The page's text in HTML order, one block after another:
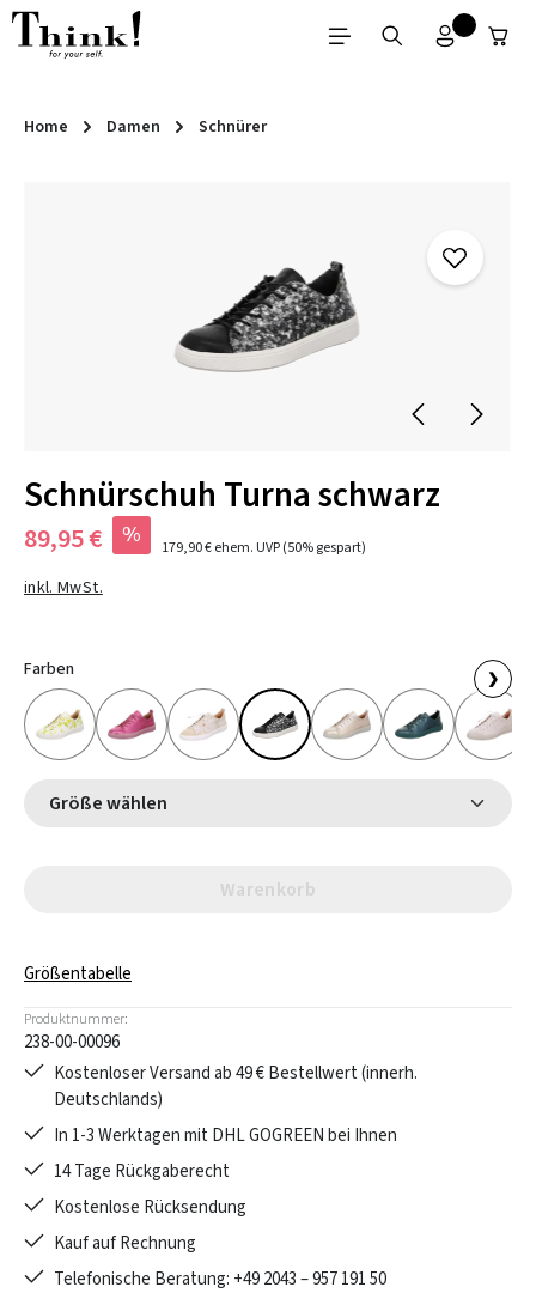
Zum Hauptinhalt springen
Home Damen Schnürer
Schnürschuh Turna schwarz
89,95 € % 179,90 €ehem. UVP(50% gespart)
inkl. MwSt.
Farben ❯
Größe wählen
Warenkorb
Größentabelle
Produktnummer:
238-00-00096
Kostenloser Versand ab 49 € Bestellwert (innerh.
Deutschlands)
In 1-3 Werktagen mit DHL GOGREEN bei Ihnen
14 Tage Rückgaberecht
Kostenlose Rücksendung
Kauf auf Rechnung
Telefonische Beratung: +49 2043 – 957 191 50